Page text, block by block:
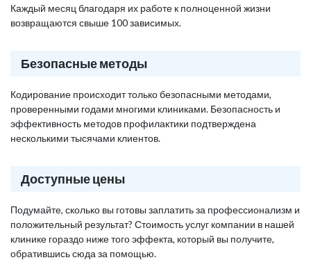
Каждый месяц благодаря их работе к полноценной жизни
возвращаются свыше 100 зависимых.
Безопасные методы
Кодирование происходит только безопасными методами,
проверенными годами многими клиниками. Безопасность и
эффективность методов профилактики подтверждена
несколькими тысячами клиентов.
Доступные цены
Подумайте, сколько вы готовы заплатить за профессионализм и
положительный результат? Стоимость услуг компании в нашей
клинике гораздо ниже того эффекта, который вы получите,
обратившись сюда за помощью.